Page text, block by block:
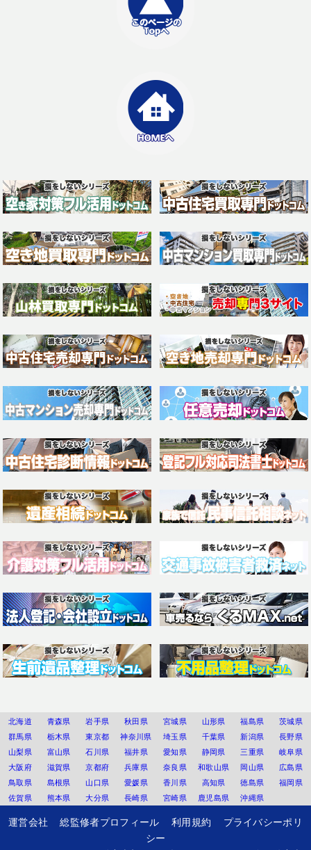
北海道 青森県 岩手県 秋田県 宮城県 山形県 福島県
茨城県
群馬県
栃木県 東京都 神奈川県 埼玉県 千葉県 新潟県
長野県
山梨県
富山県 石川県 福井県 愛知県 静岡県 三重県
岐阜県
大阪府
滋賀県 京都府 兵庫県 奈良県 和歌山県 岡山県
広島県
鳥取県
島根県 山口県 愛媛県 香川県 高知県 徳島県
福岡県
佐賀県
熊本県 大分県 長崎県 宮崎県 鹿児島県 沖縄県
運営会社 総監修者プロフィール 利用規約
プライバシーポリ
シー